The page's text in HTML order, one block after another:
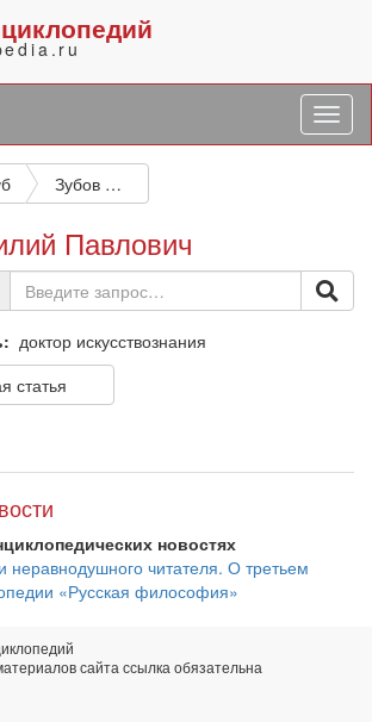
Зубов Василий Павлович
Павлович
доктор искусствознания
статья
новостях
неравнодушного читателя. О третьем
«Русская философия»
сайта ссылка обязательна